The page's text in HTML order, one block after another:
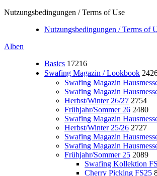
Nutzungsbedingungen / Terms of Use
Nutzungsbedingungen / Terms of
Alben
Basics 17216
Swafing Magazin / Lookbook
Swafing Magazin
Swafing Magazin
Herbst/Winter 26/27 2754
Frühjahr/Sommer 26 2480
Swafing Magazin
Herbst/Winter 25/26 2727
Swafing Magazin
Swafing Magazin
Frühjahr/Sommer 25 2089
Swafing Kollektion
Cherry Picking FS25